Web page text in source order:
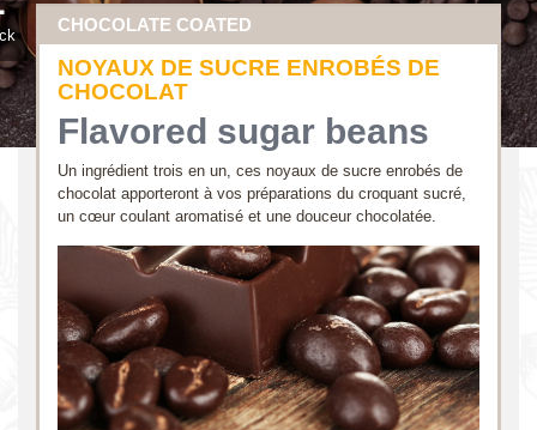
CHOCOLATE COATED
NOYAUX DE SUCRE ENROBÉS DE
CHOCOLAT
Flavored sugar beans
Un ingrédient trois en un, ces noyaux de sucre enrobés de
chocolat apporteront à vos préparations du croquant sucré,
un cœur coulant aromatisé et une douceur chocolatée.